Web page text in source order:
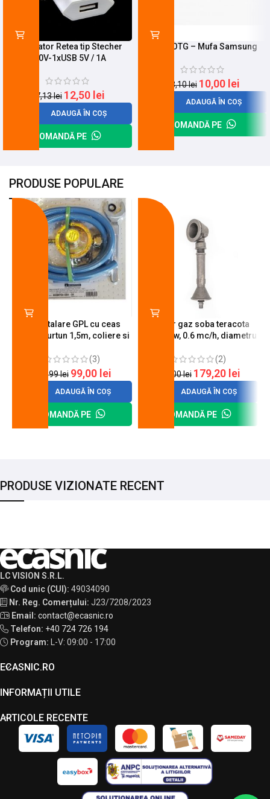
Incarcator Retea tip Stecher
220V-1xUSB 5V / 1A
17,13lei 12,50 lei
ADAUGĂ ÎN COȘ
COMANDĂ PE
Cablu OTG – Mufa Samsung
13,10lei 10,00 lei
ADAUGĂ ÎN COȘ
COMANDĂ PE
PRODUSE POPULARE
Kit instalare GPL cu ceas
butelie, furtun 1,5m, coliere si
(3)
120,99lei 99,00 lei
ADAUGĂ ÎN COȘ
COMANDĂ PE
Arzator gaz soba teracota
A600, 6 kw, 0.6 mc/h, diametru
(2)
200,00lei 179,20 lei
ADAUGĂ ÎN COȘ
COMANDĂ PE
PRODUSE VIZIONATE RECENT
LC VISION S.R.L.
Cod unic (CUI): 49034090
Nr. Reg. Comerțului: J23/7208/2023
Email: contact@ecasnic.ro
Telefon: +40 724 726 194
Program:
L-V: 09:00 - 17:00
ECASNIC.RO
INFORMAȚII UTILE
ARTICOLE RECENTE